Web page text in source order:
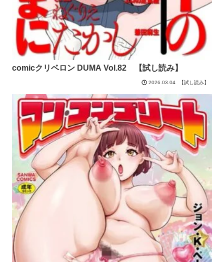
comicクリベロン DUMA Vol.82 【試し読み】
2026.03.04 【試し読み】